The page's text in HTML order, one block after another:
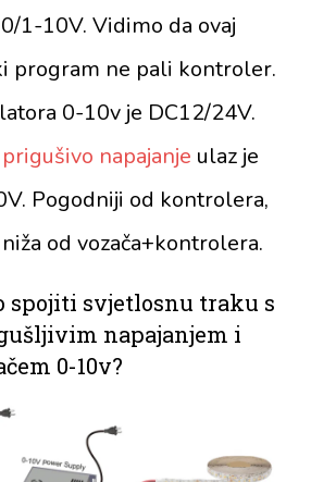
1-10V. Vidimo da ovaj
program ne pali kontroler.
0-10v je DC12/24V.
prigušivo napajanje ulaz je
Pogodniji od kontrolera,
od vozača+kontrolera.
spojiti svjetlosnu traku s
napajanjem i
0-10v?